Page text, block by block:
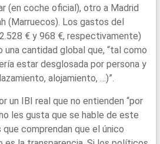
(en coche oficial), otro a Madrid
(Marruecos). Los gastos del
€ y 968 €, respectivamente)
cantidad global que, “tal como
estar desglosada por persona y
alojamiento, …)”.
un IBI real que no entienden “por
les gusta que se hable de este
comprendan que el único